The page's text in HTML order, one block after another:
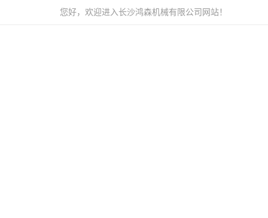
您好，欢迎进入长沙鸿森机械有限公司网站！